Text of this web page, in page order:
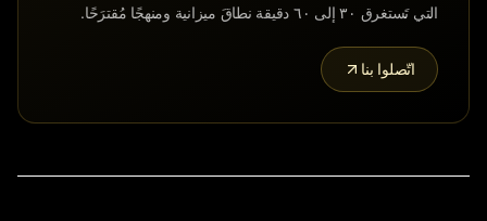
التي تَستغرق ٣٠ إلى ٦٠ دقيقة نطاقَ ميزانية ومنهجًا مُقترَحًا.
اتّصلوا بنا